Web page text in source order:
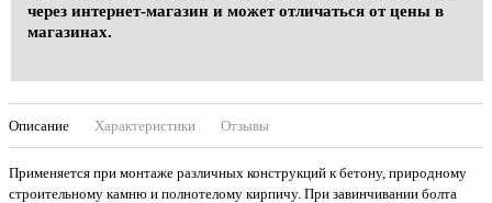
через интернет-магазин и может отличаться от цены в
магазинах.
Описание Характеристики Отзывы
Применяется при монтаже различных конструкций к бетону, природному
строительному камню и полнотелому кирпичу. При завинчивании болта